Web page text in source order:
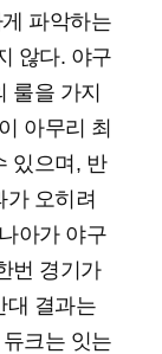
파악하는
않다. 야구
룰을 가지
아무리 최
있으며, 반
가 오히려
아가 야구
번 경기가
대 결과는
크는 잇는